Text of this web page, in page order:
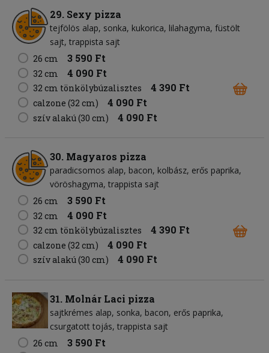
29. Sexy pizza
tejfölös alap sonka kukorica lilahagyma füstölt
sajt trappista sajt
26 cm
3 590 Ft
32 cm 4 090 Ft
32 cm tönkölybúzalisztes 4 390 Ft
calzone (32 cm) 4 090 Ft
szív alakú (30 cm) 4 090 Ft
30. Magyaros pizza
paradicsomos alap bacon kolbász erős paprika
vöröshagyma trappista sajt
26 cm
3 590 Ft
32 cm 4 090 Ft
32 cm tönkölybúzalisztes 4 390 Ft
calzone (32 cm) 4 090 Ft
szív alakú (30 cm) 4 090 Ft
31. Molnár Laci pizza
sajtkrémes alap sonka bacon erős paprika
csurgatott tojás trappista sajt
26 cm
3 590 Ft